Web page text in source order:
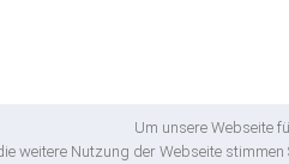
Um unsere Webseite
weitere Nutzung der Webseite